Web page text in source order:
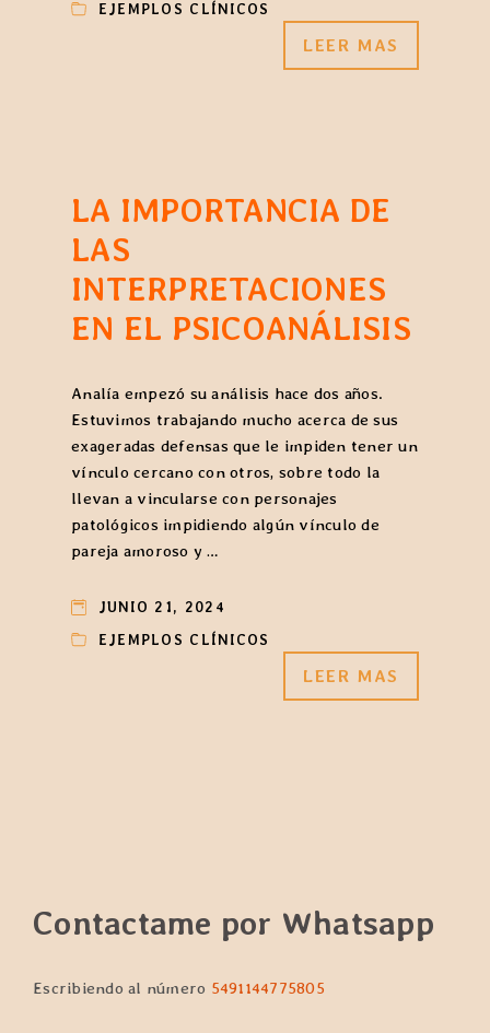
EJEMPLOS CLÍNICOS
LEER MAS
LA IMPORTANCIA DE
LAS
INTERPRETACIONES
EN EL PSICOANÁLISIS
Analía empezó su análisis hace dos años.
Estuvimos trabajando mucho acerca de sus
exageradas defensas que le impiden tener un
vínculo cercano con otros, sobre todo la
llevan a vincularse con personajes
patológicos impidiendo algún vínculo de
pareja amoroso y …
JUNIO 21, 2024
EJEMPLOS CLÍNICOS
LEER MAS
Contactame por Whatsapp
Escribiendo al número 5491144775805